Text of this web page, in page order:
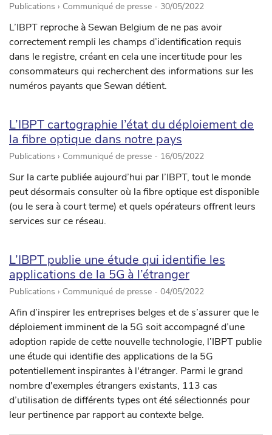
Publications › Communiqué de presse - 30/05/2022
L’IBPT reproche à Sewan Belgium de ne pas avoir
correctement rempli les champs d’identification requis
dans le registre, créant en cela une incertitude pour les
consommateurs qui recherchent des informations sur les
numéros payants que Sewan détient.
L’IBPT cartographie l’état du déploiement de
la fibre optique dans notre pays
Publications › Communiqué de presse - 16/05/2022
Sur la carte publiée aujourd’hui par l’IBPT, tout le monde
peut désormais consulter où la fibre optique est disponible
(ou le sera à court terme) et quels opérateurs offrent leurs
services sur ce réseau.
L’IBPT publie une étude qui identifie les
applications de la 5G à l’étranger
Publications › Communiqué de presse - 04/05/2022
Afin d’inspirer les entreprises belges et de s’assurer que le
déploiement imminent de la 5G soit accompagné d’une
adoption rapide de cette nouvelle technologie, l’IBPT publie
une étude qui identifie des applications de la 5G
potentiellement inspirantes à l'étranger. Parmi le grand
nombre d'exemples étrangers existants, 113 cas
d’utilisation de différents types ont été sélectionnés pour
leur pertinence par rapport au contexte belge.